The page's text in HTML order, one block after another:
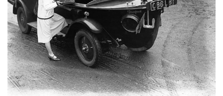
Concessions
Appeler nous maintenant!
Appeler nous maintenant!
1 855 771-2524